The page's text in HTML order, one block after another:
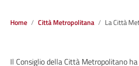
Home Città Metropolitana La Città Metropolitana di Firenze a fianco della Regione Toscana
Il Consiglio della Città Metropolitano